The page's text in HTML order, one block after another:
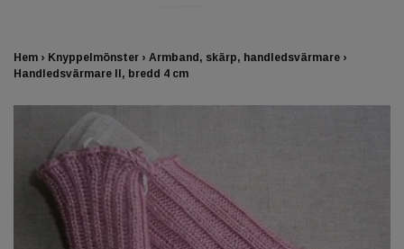
Hem › Knyppelmönster › Armband, skärp, handledsvärmare ›
Handledsvärmare II, bredd 4 cm